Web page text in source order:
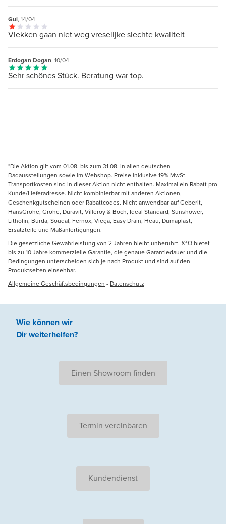
Gul, 14/04
Vlekken gaan niet weg vreselijke slechte kwaliteit
Erdogan Dogan, 10/04
Sehr schönes Stück. Beratung war top.
*Die Aktion gilt vom 01.08. bis zum 31.08. in allen deutschen
Badausstellungen sowie im Webshop. Preise inklusive 19% MwSt.
Transportkosten sind in dieser Aktion nicht enthalten. Maximal ein Rabatt pro
Kunde/Lieferadresse. Nicht kombinierbar mit anderen Aktionen,
Geschenkgutscheinen oder Rabattcodes. Nicht anwendbar auf Geberit,
HansGrohe, Grohe, Duravit, Villeroy & Boch, Ideal Standard, Sunshower,
Lithofin, Burda, Soudal, Fernox, Viega, Easy Drain, Heau, Dumaplast,
Ersatzteile und Maßanfertigungen.
Die gesetzliche Gewährleistung von 2 Jahren bleibt unberührt. X²O bietet
bis zu 10 Jahre kommerzielle Garantie, die genaue Garantiedauer und die
Bedingungen unterscheiden sich je nach Produkt und sind auf den
Produktseiten einsehbar.
Allgemeine Geschäftsbedingungen - Datenschutz
Wie können wir
Dir weiterhelfen?
Einen Showroom finden
Termin vereinbaren
Kundendienst